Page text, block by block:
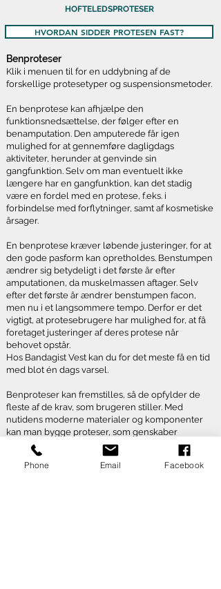
HOFTELEDSPROTESER
HVORDAN SIDDER PROTESEN FAST?
Benproteser
Klik i menuen til for en uddybning af de
forskellige protesetyper og suspensionsmetoder.
En benprotese kan afhjælpe den
funktionsnedsættelse, der følger efter en
benamputation. Den amputerede får igen
mulighed for at gennemføre dagligdags
aktiviteter, herunder at genvinde sin
gangfunktion. Selv om man eventuelt ikke
længere har en gangfunktion, kan det stadig
være en fordel med en protese, f.eks. i
forbindelse med forflytninger, samt af kosmetiske
årsager.
En benprotese kræver løbende justeringer, for at
den gode pasform kan opretholdes. Benstumpen
ændrer sig betydeligt i det første år efter
amputationen, da muskelmassen aftager. Selv
efter det første år ændrer benstumpen facon,
men nu i et langsommere tempo. Derfor er det
vigtigt, at protesebrugere har mulighed for, at få
foretaget justeringer af deres protese når
behovet opstår.
Hos Bandagist Vest kan du for det meste få en tid
med blot én dags varsel.
Benproteser kan fremstilles, så de opfylder de
fleste af de krav, som brugeren stiller. Med
nutidens moderne materialer og komponenter
kan man bygge proteser, som genskaber
funktionsniveauet hos den enkelte bruger.
Hos Bandagist Vest fremstiller vi både
Phone Email Facebook